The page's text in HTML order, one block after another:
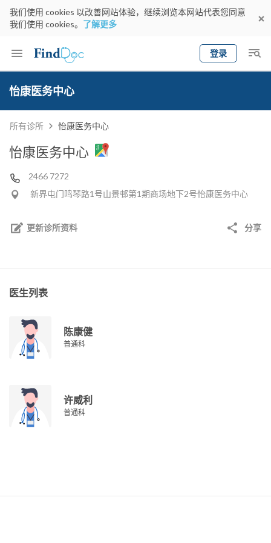
我们使用 cookies 以改善网站体验，继续浏览本网站代表您同意
我们使用 cookies。 了解更多
登录
Keyword
怡康医务中心
所有诊所 怡康医务中心
怡康医务中心
2466 7272
新界屯门鸣琴路1号山景邨第1期商场地下2号怡康医务中心
更新诊所资料 分享
医生列表
陈康健
普通科
许威利
普通科